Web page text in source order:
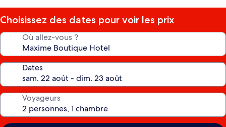
Choisissez des dates pour voir les prix
Où allez-vous ?
Dates
Voyageurs